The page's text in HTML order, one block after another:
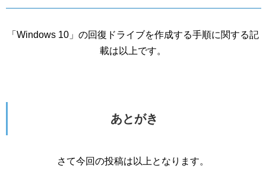
「Windows 10」の回復ドライブを作成する手順に関する記
載は以上です。
あとがき
さて今回の投稿は以上となります。